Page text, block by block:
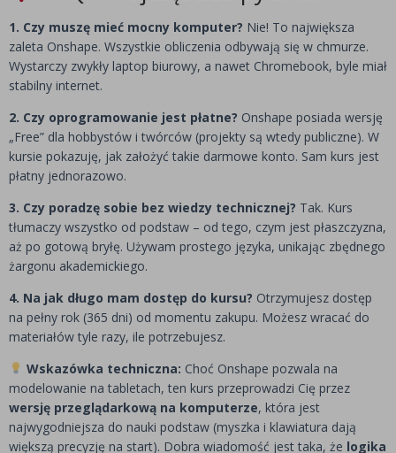
1. Czy muszę mieć mocny komputer? Nie! To największa
zaleta Onshape. Wszystkie obliczenia odbywają się w chmurze.
Wystarczy zwykły laptop biurowy, a nawet Chromebook, byle miał
stabilny internet.
2. Czy oprogramowanie jest płatne? Onshape posiada wersję
„Free” dla hobbystów i twórców (projekty są wtedy publiczne). W
kursie pokazuję, jak założyć takie darmowe konto. Sam kurs jest
płatny jednorazowo.
3. Czy poradzę sobie bez wiedzy technicznej? Tak. Kurs
tłumaczy wszystko od podstaw – od tego, czym jest płaszczyzna,
aż po gotową bryłę. Używam prostego języka, unikając zbędnego
żargonu akademickiego.
4. Na jak długo mam dostęp do kursu? Otrzymujesz dostęp
na pełny rok (365 dni) od momentu zakupu. Możesz wracać do
materiałów tyle razy, ile potrzebujesz.
Wskazówka techniczna: Choć Onshape pozwala na
modelowanie na tabletach, ten kurs przeprowadzi Cię przez
wersję przeglądarkową na komputerze, która jest
najwygodniejsza do nauki podstaw (myszka i klawiatura dają
większą precyzję na start). Dobra wiadomość jest taka, że logika